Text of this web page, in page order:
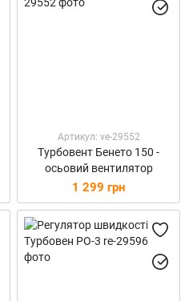
Артикул: ve-29552
Турбовент Бенето 150 -
осьовий вентилятор
1 299 грн